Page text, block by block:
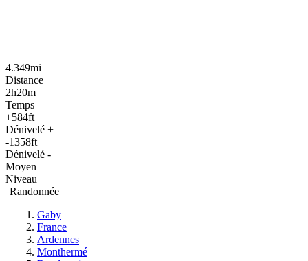
4.349mi
Distance
2h20m
Temps
+584ft
Dénivelé +
-1358ft
Dénivelé -
Moyen
Niveau
Randonnée
Gaby
France
Ardennes
Monthermé